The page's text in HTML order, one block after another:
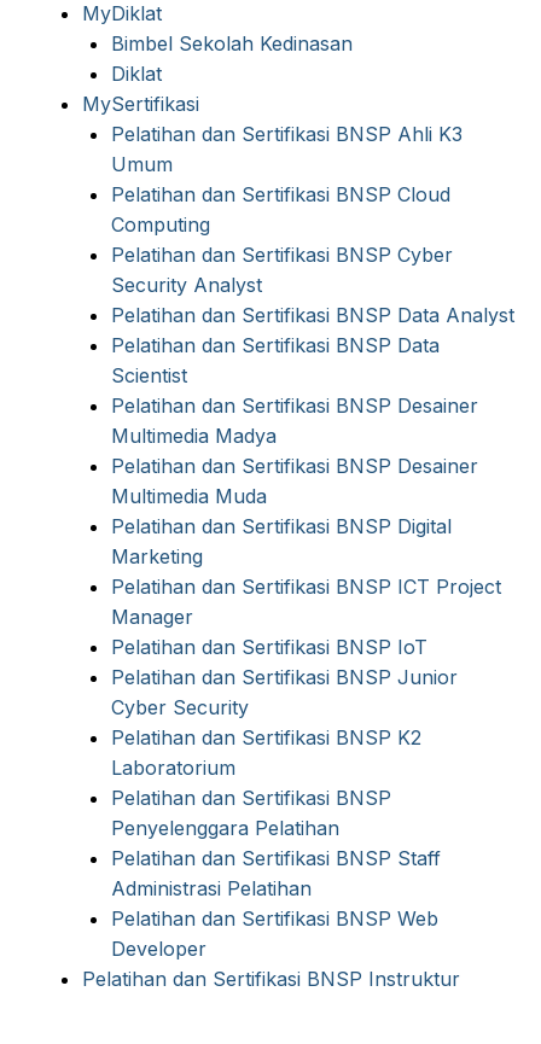
MyDiklat
Bimbel Sekolah Kedinasan
Diklat
MySertifikasi
Pelatihan dan Sertifikasi BNSP Ahli K3
Umum
Pelatihan dan Sertifikasi BNSP Cloud
Computing
Pelatihan dan Sertifikasi BNSP Cyber
Security Analyst
Pelatihan dan Sertifikasi BNSP Data Analyst
Pelatihan dan Sertifikasi BNSP Data
Scientist
Pelatihan dan Sertifikasi BNSP Desainer
Multimedia Madya
Pelatihan dan Sertifikasi BNSP Desainer
Multimedia Muda
Pelatihan dan Sertifikasi BNSP Digital
Marketing
Pelatihan dan Sertifikasi BNSP ICT Project
Manager
Pelatihan dan Sertifikasi BNSP IoT
Pelatihan dan Sertifikasi BNSP Junior
Cyber Security
Pelatihan dan Sertifikasi BNSP K2
Laboratorium
Pelatihan dan Sertifikasi BNSP
Penyelenggara Pelatihan
Pelatihan dan Sertifikasi BNSP Staff
Administrasi Pelatihan
Pelatihan dan Sertifikasi BNSP Web
Developer
Pelatihan dan Sertifikasi BNSP Instruktur